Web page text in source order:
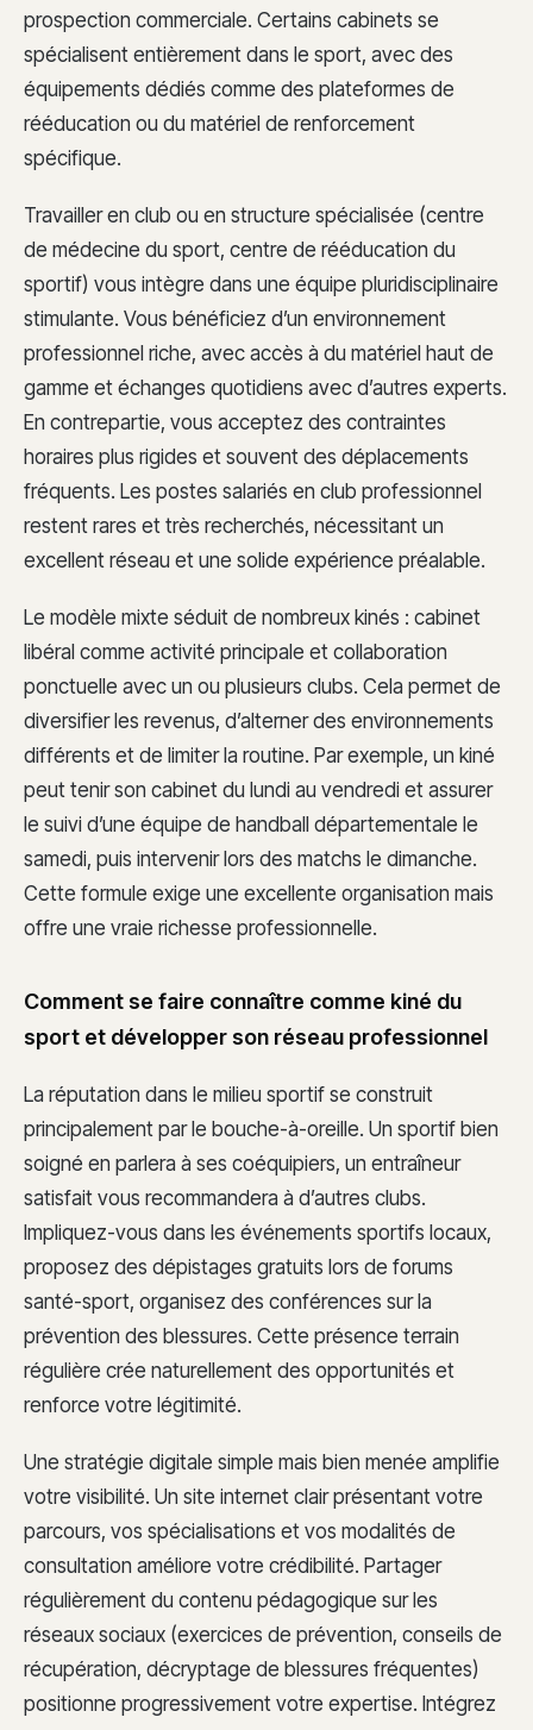
prospection commerciale. Certains cabinets se
spécialisent entièrement dans le sport, avec des
équipements dédiés comme des plateformes de
rééducation ou du matériel de renforcement
spécifique.
Travailler en club ou en structure spécialisée (centre
de médecine du sport, centre de rééducation du
sportif) vous intègre dans une équipe pluridisciplinaire
stimulante. Vous bénéficiez d’un environnement
professionnel riche, avec accès à du matériel haut de
gamme et échanges quotidiens avec d’autres experts.
En contrepartie, vous acceptez des contraintes
horaires plus rigides et souvent des déplacements
fréquents. Les postes salariés en club professionnel
restent rares et très recherchés, nécessitant un
excellent réseau et une solide expérience préalable.
Le modèle mixte séduit de nombreux kinés : cabinet
libéral comme activité principale et collaboration
ponctuelle avec un ou plusieurs clubs. Cela permet de
diversifier les revenus, d’alterner des environnements
différents et de limiter la routine. Par exemple, un kiné
peut tenir son cabinet du lundi au vendredi et assurer
le suivi d’une équipe de handball départementale le
samedi, puis intervenir lors des matchs le dimanche.
Cette formule exige une excellente organisation mais
offre une vraie richesse professionnelle.
Comment se faire connaître comme kiné du
sport et développer son réseau professionnel
La réputation dans le milieu sportif se construit
principalement par le bouche-à-oreille. Un sportif bien
soigné en parlera à ses coéquipiers, un entraîneur
satisfait vous recommandera à d’autres clubs.
Impliquez-vous dans les événements sportifs locaux,
proposez des dépistages gratuits lors de forums
santé-sport, organisez des conférences sur la
prévention des blessures. Cette présence terrain
régulière crée naturellement des opportunités et
renforce votre légitimité.
Une stratégie digitale simple mais bien menée amplifie
votre visibilité. Un site internet clair présentant votre
parcours, vos spécialisations et vos modalités de
consultation améliore votre crédibilité. Partager
régulièrement du contenu pédagogique sur les
réseaux sociaux (exercices de prévention, conseils de
récupération, décryptage de blessures fréquentes)
positionne progressivement votre expertise. Intégrez